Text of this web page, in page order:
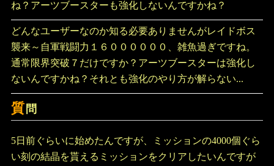
最新コメント
コード読み取りお願い致します。
どんなユーザーなのか知る必要ありませんがレイドボス
襲来～自軍戦闘力１６００００００、雑魚過ぎですね。
通常限界突破７だけでクリア出来るバトルなんですか
どんなユーザーなのか知る必要ありませんがレイドボス